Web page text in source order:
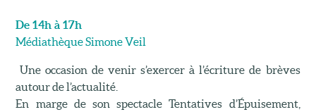
De 14h à 17h
Médiathèque Simone Veil
Une occasion de venir s’exercer à l’écriture de brèves
autour de l’actualité.
En marge de son spectacle Tentatives d’Épuisement,